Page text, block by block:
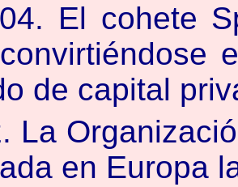
El cohete
de capital
La
en Europa